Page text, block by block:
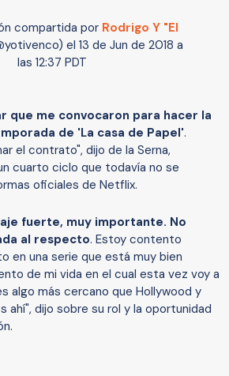
compartida por Rodrigo Y "El
el 13 de Jun de 2018 a
las 12:37 PDT
que me convocaron para hacer la
de 'La casa de Papel'.
el contrato", dijo de la Serna,
cuarto ciclo que todavía no se
oficiales de Netflix.
fuerte, muy importante. No
al respecto. Estoy contento
en una serie que está muy bien
de mi vida en el cual esta vez voy a
algo más cercano que Hollywood y
ahí", dijo sobre su rol y la oportunidad